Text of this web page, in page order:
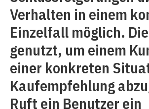
Verhalten in einem
Einzelfall möglich.
genutzt, um einem
einer konkreten
Kaufempfehlung
Ruft ein Benutzer ein